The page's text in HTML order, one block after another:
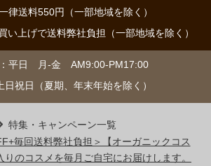
律送料550円（一部地域を除く）
い上げで送料弊社負担（一部地域を除く）
平日 月-金 AM9:00-PM17:00
日祝日（夏期、年末年始を除く）
特集・キャンペーン一覧
毎回送料弊社負担＞【オーガニックコス
りのコスメを毎月ご自宅にお届けします。